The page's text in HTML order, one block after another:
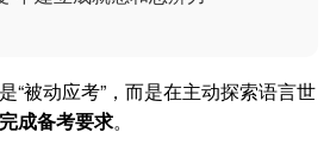
“被动应考”，而是在主动探索语言世
成备考要求。